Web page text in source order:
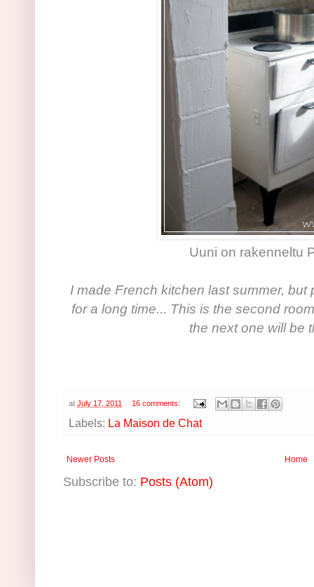
Uuni on rakenneltu
I made French kitchen last summer,
for a long time... This is the second
the next one will be
at July 17, 2011 16 comments:
Labels: La Maison de Chat
Newer Posts Home
Subscribe to: Posts (Atom)